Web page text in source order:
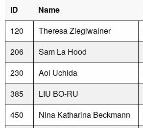
ID Name
120
Theresa Zieglwalner
206
Sam La Hood
230
Aoi Uchida
385
LIU BO-RU
450
Nina Katharina Beckmann